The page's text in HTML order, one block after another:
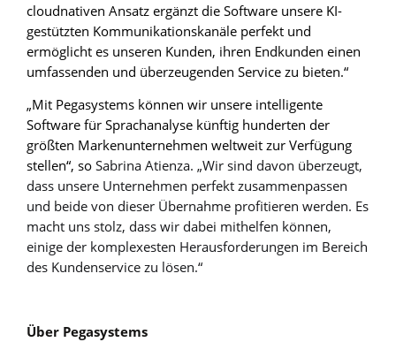
cloudnativen Ansatz ergänzt die Software unsere KI-
gestützten Kommunikationskanäle perfekt und
ermöglicht es unseren Kunden, ihren Endkunden einen
umfassenden und überzeugenden Service zu bieten.“
„Mit Pegasystems können wir unsere intelligente
Software für Sprachanalyse künftig hunderten der
größten Markenunternehmen weltweit zur Verfügung
stellen“, so Sabrina Atienza. „Wir sind davon überzeugt,
dass unsere Unternehmen perfekt zusammenpassen
und beide von dieser Übernahme profitieren werden. Es
macht uns stolz, dass wir dabei mithelfen können,
einige der komplexesten Herausforderungen im Bereich
des Kundenservice zu lösen.“
Über Pegasystems